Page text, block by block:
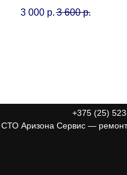
к жизни с гарантией на
3 000 р. 3 600 р.
+375 (25)
СТО Аризона Сервис — ремонт